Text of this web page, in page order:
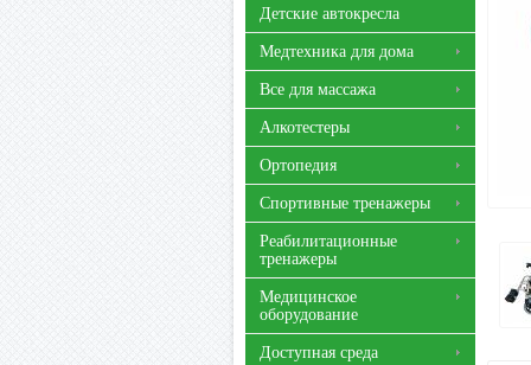
Детские автокресла
Медтехника для дома
Все для массажа
Алкотестеры
Ортопедия
Спортивные тренажеры
Реабилитационные
тренажеры
Медицинское
оборудование
Доступная среда